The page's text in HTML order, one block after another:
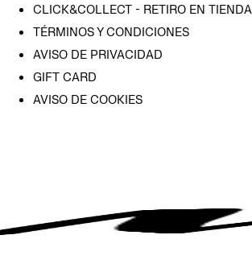
CLICK&COLLECT - RETIRO EN TIENDA
TÉRMINOS Y CONDICIONES
AVISO DE PRIVACIDAD
GIFT CARD
AVISO DE COOKIES